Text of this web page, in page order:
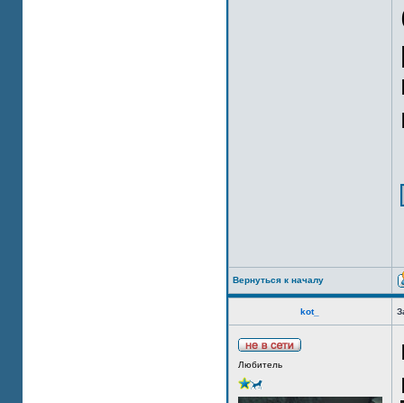
Вернуться к началу
kot_
Любитель